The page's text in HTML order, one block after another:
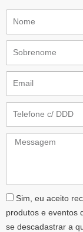
Nome
Sobrenome
Email
Telefone
Messagem
AceiteLGPD
Sim, eu aceito
produtos e eventos
se descadastrar a